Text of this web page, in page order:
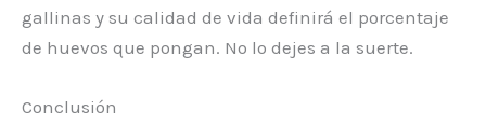
gallinas y su calidad de vida definirá el porcentaje
de huevos que pongan. No lo dejes a la suerte.
Conclusión